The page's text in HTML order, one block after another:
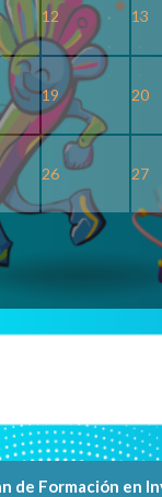
12 13
19 20
26 27
de Formación en